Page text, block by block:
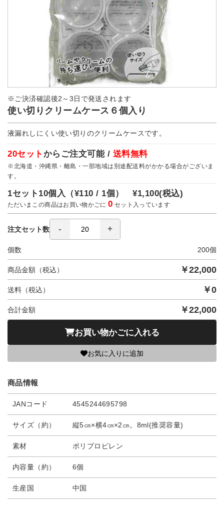
※ご決済確認後2～3日で発送されます
使い切りクリームケース６個入り
液漏れしにくい使い切りのクリームケースです。
20セット からご注文可能 / 送料無料
※北海道・沖縄県・離島・一部地域は別途配送料がかかる場合がございま
す。
1セット10個入（¥110 / 1個）¥1,100(税込)
ただいまこの商品はお買い物かごに0 セット入っています
注文セット数
個数 200個
商品金額（税込） ￥22,000
送料（税込） ￥0
合計金額 ￥22,000
お買い物かごに入れる
お気に入りに追加
商品情報
JANコード 4545244695798
サイズ（約） 縦5㎝×横4㎝×2㎝。8ml(推奨容量)
素材 ポリプロピレン
内容量（約） 6個
生産国 中国